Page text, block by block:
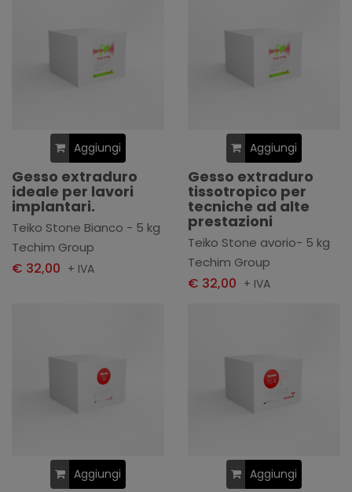
Aggiungi
Gesso extraduro
ideale per lavori
implantari.
Teiko Stone Bianco - 5 kg
Techim Group
€ 32,00 + IVA
Aggiungi
Gesso extraduro
tissotropico per
tecniche ad alte
prestazioni
Teiko Stone avorio- 5 kg
Techim Group
€ 32,00 + IVA
Aggiungi Aggiungi